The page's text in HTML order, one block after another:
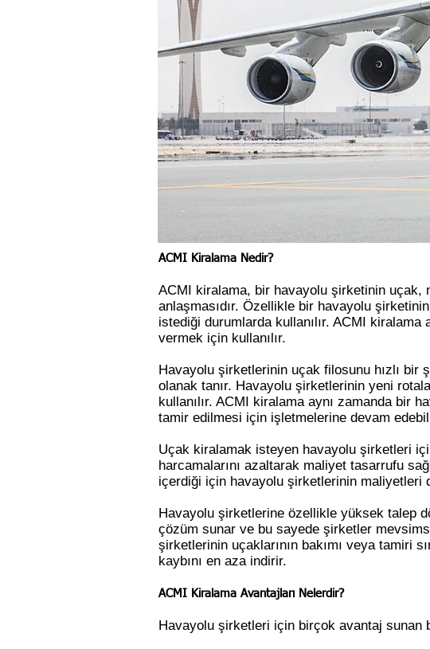
ACMI Kiralama Nedir?
ACMI kiralama, bir havayolu şirketinin uçak,
anlaşmasıdır. Özellikle bir havayolu
istediği durumlarda kullanılır. ACMI
vermek için kullanılır.
Havayolu şirketlerinin uçak filosunu hızlı bir
olanak tanır. Havayolu şirketlerinin yeni
kullanılır. ACMI kiralama aynı zamanda bir
tamir edilmesi için işletmelerine devam
Uçak kiralamak isteyen havayolu şirketleri
harcamalarını azaltarak maliyet tasarrufu
içerdiği için havayolu şirketlerinin maliyetleri
Havayolu şirketlerine özellikle yüksek talep
çözüm sunar ve bu sayede şirketler
şirketlerinin uçaklarının bakımı veya tamiri
kaybını en aza indirir.
ACMI Kiralama Avantajları Nelerdir?
Havayolu şirketleri için birçok avantaj sunan